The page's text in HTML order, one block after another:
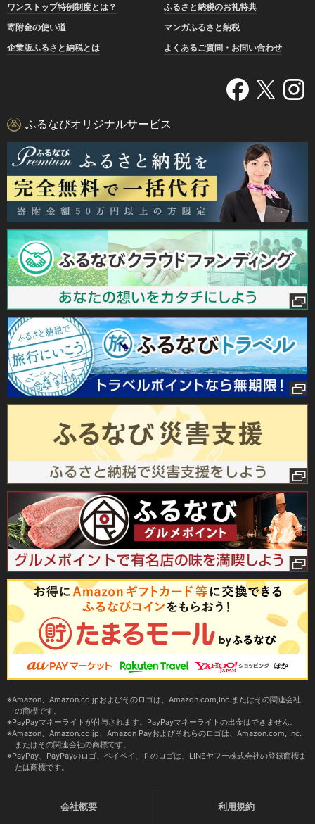
ワンストップ特例制度とは？
ふるさと納税のお礼特典
寄附金の使い道
マンガふるさと納税
企業版ふるさと納税とは
よくあるご質問・お問い合わせ
ふるなびオリジナルサービス
Amazon、Amazon.co.jpおよびそのロゴは、Amazon.com,Inc.またはその関連会社
の商標です。
PayPayマネーライトが付与されます。PayPayマネーライトの出金はできません。
Amazon、Amazon.co.jp、Amazon Payおよびそれらのロゴは、Amazon.com, Inc.
またはその関連会社の商標です。
PayPay、PayPayのロゴ、ペイペイ、Ｐのロゴは、LINEヤフー株式会社の登録商標ま
たは商標です。
会社概要 利用規約